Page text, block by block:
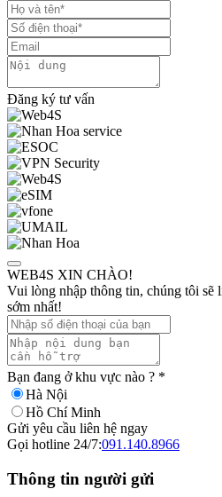
Đăng ký tư vấn
WEB4S XIN CHÀO!
Vui lòng nhập thông tin, chúng tôi sẽ
sớm nhất!
Bạn đang ở khu vực nào ? *
Hà Nội
Hồ Chí Minh
Gửi yêu cầu liên hệ ngay
Gọi hotline 24/7:091.140.8966
Thông tin người gửi